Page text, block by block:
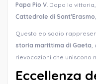
Papa Pio V . Dopo la
Cattedrale di Sant’Erasmo
Questo episodio
storia marittima di Gaeta
rievocazioni che uniscono
Eccellenza